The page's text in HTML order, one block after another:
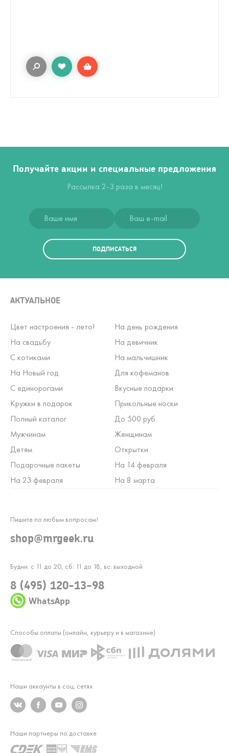
Получайте акции и специальные предложения
Рассылка 2-3 раза в месяц!
ПОДПИСАТЬСЯ
АКТУАЛЬНОЕ
Цвет настроения - лето!
На день рождения
На свадьбу
На девичник
С котиками
На мальчишник
На Новый год
Для кофеманов
С единорогами
Вкусные подарки
Кружки в подарок
Прикольные носки
Полный каталог
До 500 руб.
Мужчинам
Женщинам
Детям
Открытки
Подарочные пакеты
На 14 февраля
На 23 февраля
На 8 марта
Будни: с 11 до 20, сб: 11 до 18, вс: выходной
8 (495) 120-13-98
WhatsApp
Пишите по любым вопросам!
shop@mrgeek.ru
Наши аккаунты в соц. сетях
Способы оплаты (онлайн, курьеру и в магазине)
Наши партнеры по доставке